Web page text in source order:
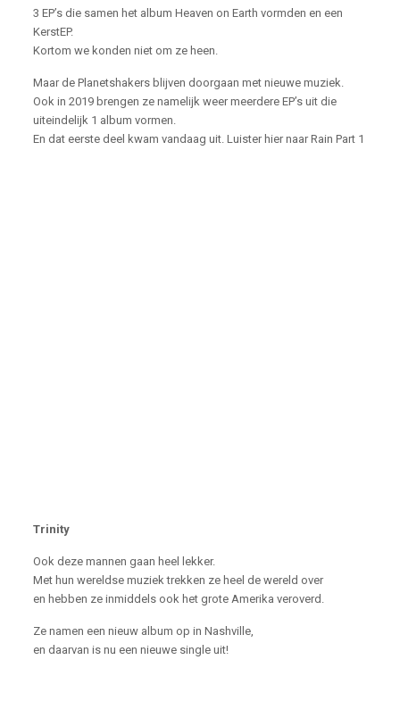
3 EP’s die samen het album Heaven on Earth vormden en een
KerstEP.
Kortom we konden niet om ze heen.
Maar de Planetshakers blijven doorgaan met nieuwe muziek.
Ook in 2019 brengen ze namelijk weer meerdere EP’s uit die
uiteindelijk 1 album vormen.
En dat eerste deel kwam vandaag uit. Luister hier naar Rain Part 1
Trinity
Ook deze mannen gaan heel lekker.
Met hun wereldse muziek trekken ze heel de wereld over
en hebben ze inmiddels ook het grote Amerika veroverd.
Ze namen een nieuw album op in Nashville,
en daarvan is nu een nieuwe single uit!